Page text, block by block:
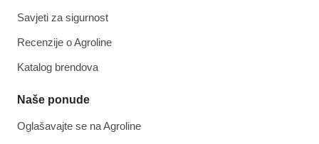
Savjeti za sigurnost
Recenzije o Agroline
Katalog brendova
Naše ponude
Oglašavajte se na Agroline